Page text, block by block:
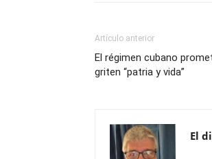
Artículo anterior
El régimen cubano
griten “patria y vida”
El